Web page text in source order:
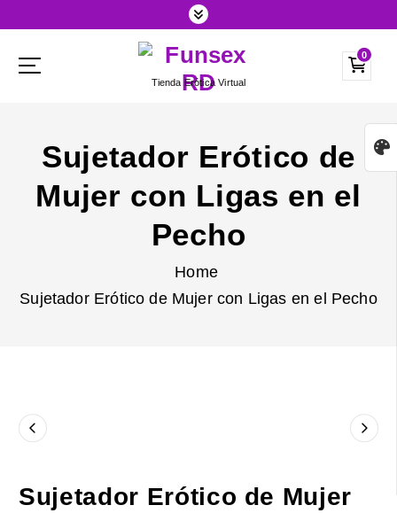
Tienda Erótica Virtual
0
Sujetador Erótico de
Mujer con Ligas en el
Pecho
Home
Sujetador Erótico de Mujer con Ligas en el Pecho
Sujetador Erótico de Mujer